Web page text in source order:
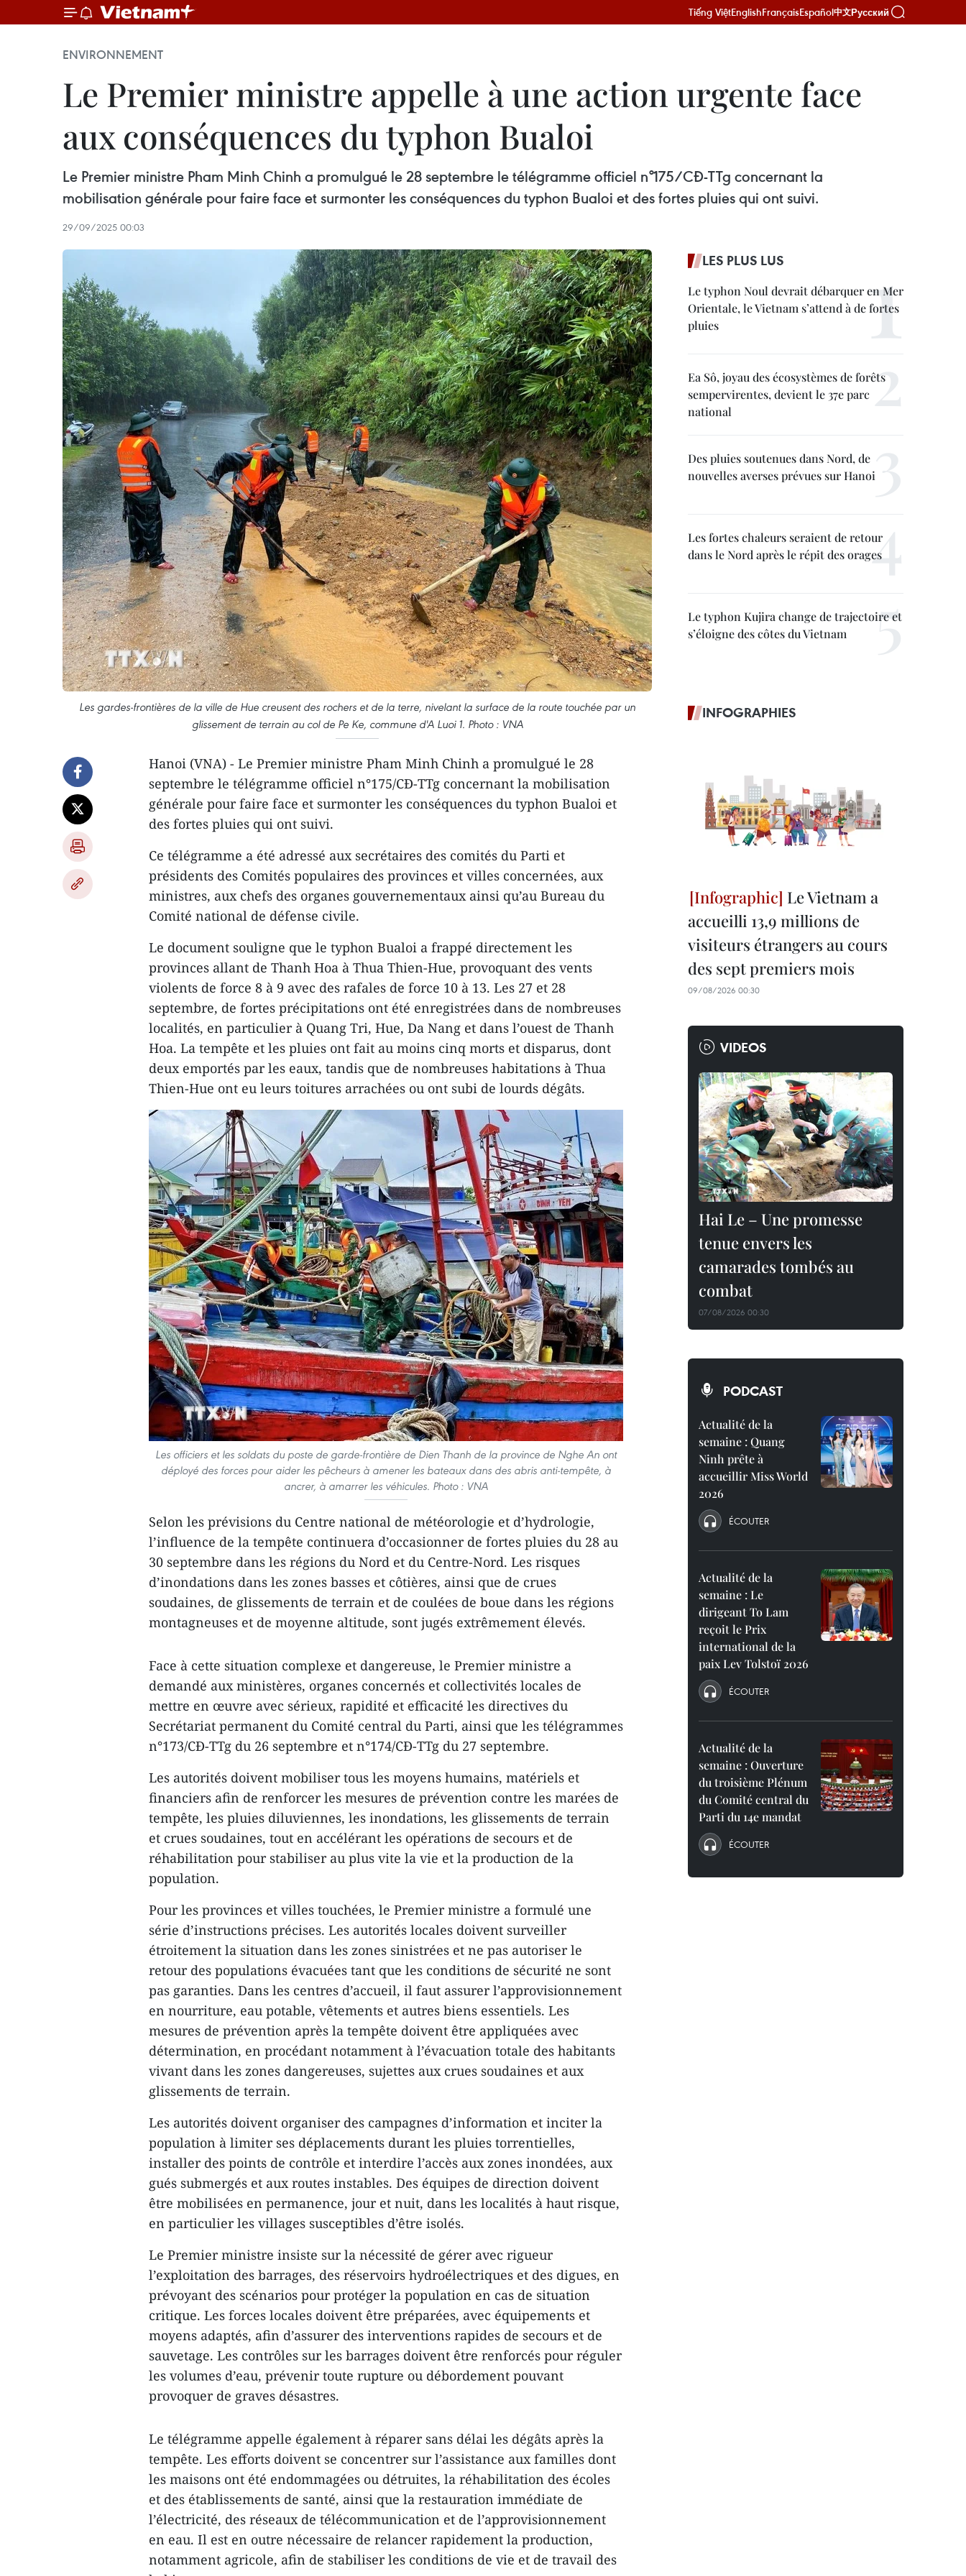
Tiếng ViệtEnglishFrançaisEspañol中文Русский
ENVIRONNEMENT
Le Premier ministre appelle à une action urgente face
aux conséquences du typhon Bualoi
Le Premier ministre Pham Minh Chinh a promulgué le 28 septembre le télégramme officiel n°175/CĐ-TTg concernant la
mobilisation générale pour faire face et surmonter les conséquences du typhon Bualoi et des fortes pluies qui ont suivi.
29/09/2025 00:03
Les gardes-frontières de la ville de Hue creusent des rochers et de la terre, nivelant la surface de la route touchée par un
glissement de terrain au col de Pe Ke, commune d'A Luoi 1. Photo : VNA
Hanoi (VNA) - Le Premier ministre Pham Minh Chinh a promulgué le 28
septembre le télégramme officiel n°175/CĐ-TTg concernant la mobilisation
générale pour faire face et surmonter les conséquences du typhon Bualoi et
des fortes pluies qui ont suivi.
Ce télégramme a été adressé aux secrétaires des comités du Parti et
présidents des Comités populaires des provinces et villes concernées, aux
ministres, aux chefs des organes gouvernementaux ainsi qu’au Bureau du
Comité national de défense civile.
Le document souligne que le typhon Bualoi a frappé directement les
provinces allant de Thanh Hoa à Thua Thien-Hue, provoquant des vents
violents de force 8 à 9 avec des rafales de force 10 à 13. Les 27 et 28
septembre, de fortes précipitations ont été enregistrées dans de nombreuses
localités, en particulier à Quang Tri, Hue, Da Nang et dans l’ouest de Thanh
Hoa. La tempête et les pluies ont fait au moins cinq morts et disparus, dont
deux emportés par les eaux, tandis que de nombreuses habitations à Thua
Thien-Hue ont eu leurs toitures arrachées ou ont subi de lourds dégâts.
Les officiers et les soldats du poste de garde-frontière de Dien Thanh de la province de Nghe An ont
déployé des forces pour aider les pêcheurs à amener les bateaux dans des abris anti-tempête, à
ancrer, à amarrer les véhicules. Photo : VNA
Selon les prévisions du Centre national de météorologie et d’hydrologie,
l’influence de la tempête continuera d’occasionner de fortes pluies du 28 au
30 septembre dans les régions du Nord et du Centre-Nord. Les risques
d’inondations dans les zones basses et côtières, ainsi que de crues
soudaines, de glissements de terrain et de coulées de boue dans les régions
montagneuses et de moyenne altitude, sont jugés extrêmement élevés.
Face à cette situation complexe et dangereuse, le Premier ministre a
demandé aux ministères, organes concernés et collectivités locales de
mettre en œuvre avec sérieux, rapidité et efficacité les directives du
Secrétariat permanent du Comité central du Parti, ainsi que les télégrammes
n°173/CĐ-TTg du 26 septembre et n°174/CĐ-TTg du 27 septembre.
Les autorités doivent mobiliser tous les moyens humains, matériels et
financiers afin de renforcer les mesures de prévention contre les marées de
tempête, les pluies diluviennes, les inondations, les glissements de terrain
et crues soudaines, tout en accélérant les opérations de secours et de
réhabilitation pour stabiliser au plus vite la vie et la production de la
population.
Pour les provinces et villes touchées, le Premier ministre a formulé une
série d’instructions précises. Les autorités locales doivent surveiller
étroitement la situation dans les zones sinistrées et ne pas autoriser le
retour des populations évacuées tant que les conditions de sécurité ne sont
pas garanties. Dans les centres d’accueil, il faut assurer l’approvisionnement
en nourriture, eau potable, vêtements et autres biens essentiels. Les
mesures de prévention après la tempête doivent être appliquées avec
détermination, en procédant notamment à l’évacuation totale des habitants
vivant dans les zones dangereuses, sujettes aux crues soudaines et aux
glissements de terrain.
Les autorités doivent organiser des campagnes d’information et inciter la
population à limiter ses déplacements durant les pluies torrentielles,
installer des points de contrôle et interdire l’accès aux zones inondées, aux
gués submergés et aux routes instables. Des équipes de direction doivent
être mobilisées en permanence, jour et nuit, dans les localités à haut risque,
en particulier les villages susceptibles d’être isolés.
Le Premier ministre insiste sur la nécessité de gérer avec rigueur
l’exploitation des barrages, des réservoirs hydroélectriques et des digues, en
prévoyant des scénarios pour protéger la population en cas de situation
critique. Les forces locales doivent être préparées, avec équipements et
moyens adaptés, afin d’assurer des interventions rapides de secours et de
sauvetage. Les contrôles sur les barrages doivent être renforcés pour réguler
les volumes d’eau, prévenir toute rupture ou débordement pouvant
provoquer de graves désastres.
Le télégramme appelle également à réparer sans délai les dégâts après la
tempête. Les efforts doivent se concentrer sur l’assistance aux familles dont
les maisons ont été endommagées ou détruites, la réhabilitation des écoles
et des établissements de santé, ainsi que la restauration immédiate de
l’électricité, des réseaux de télécommunication et de l’approvisionnement
en eau. Il est en outre nécessaire de relancer rapidement la production,
notamment agricole, afin de stabiliser les conditions de vie et de travail des
LES PLUS LUS
Le typhon Noul devrait débarquer en Mer
Orientale, le Vietnam s’attend à de fortes
pluies
Ea Sô, joyau des écosystèmes de forêts
sempervirentes, devient le 37e parc
national
Des pluies soutenues dans Nord, de
nouvelles averses prévues sur Hanoi
Les fortes chaleurs seraient de retour
dans le Nord après le répit des orages
Le typhon Kujira change de trajectoire et
s’éloigne des côtes du Vietnam
INFOGRAPHIES
Le Vietnam a
accueilli 13,9 millions de
visiteurs étrangers au cours
des sept premiers mois
09/08/2026 00:30
VIDEOS
Hai Le – Une promesse
tenue envers les
camarades tombés au
combat
07/08/2026 00:30
PODCAST
Actualité de la
semaine : Quang
Ninh prête à
accueillir Miss World
2026
ÉCOUTER
Actualité de la
semaine : Le
dirigeant To Lam
reçoit le Prix
international de la
paix Lev Tolstoï 2026
ÉCOUTER
Actualité de la
semaine : Ouverture
du troisième Plénum
du Comité central du
Parti du 14e mandat
ÉCOUTER